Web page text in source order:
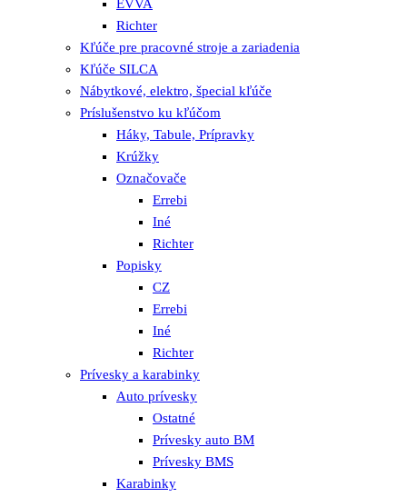
EVVA
Richter
Kľúče pre pracovné stroje a zariadenia
Kľúče SILCA
Nábytkové, elektro, špecial kľúče
Príslušenstvo ku kľúčom
Háky, Tabule, Prípravky
Krúžky
Označovače
Errebi
Iné
Richter
Popisky
CZ
Errebi
Iné
Richter
Prívesky a karabinky
Auto prívesky
Ostatné
Prívesky auto BM
Prívesky BMS
Karabinky